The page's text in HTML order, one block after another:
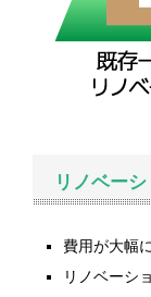
リノベー
費用が大幅
リノベーシ